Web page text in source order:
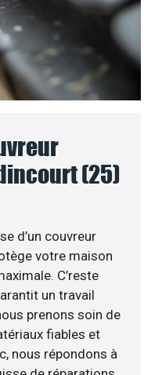
(25)
d’un couvreur
votre maison
C’reste
un travail
prenons soin de
fiables et
nous répondons à